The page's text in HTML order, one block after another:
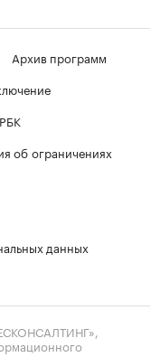
Архив программ
об ограничениях
данных